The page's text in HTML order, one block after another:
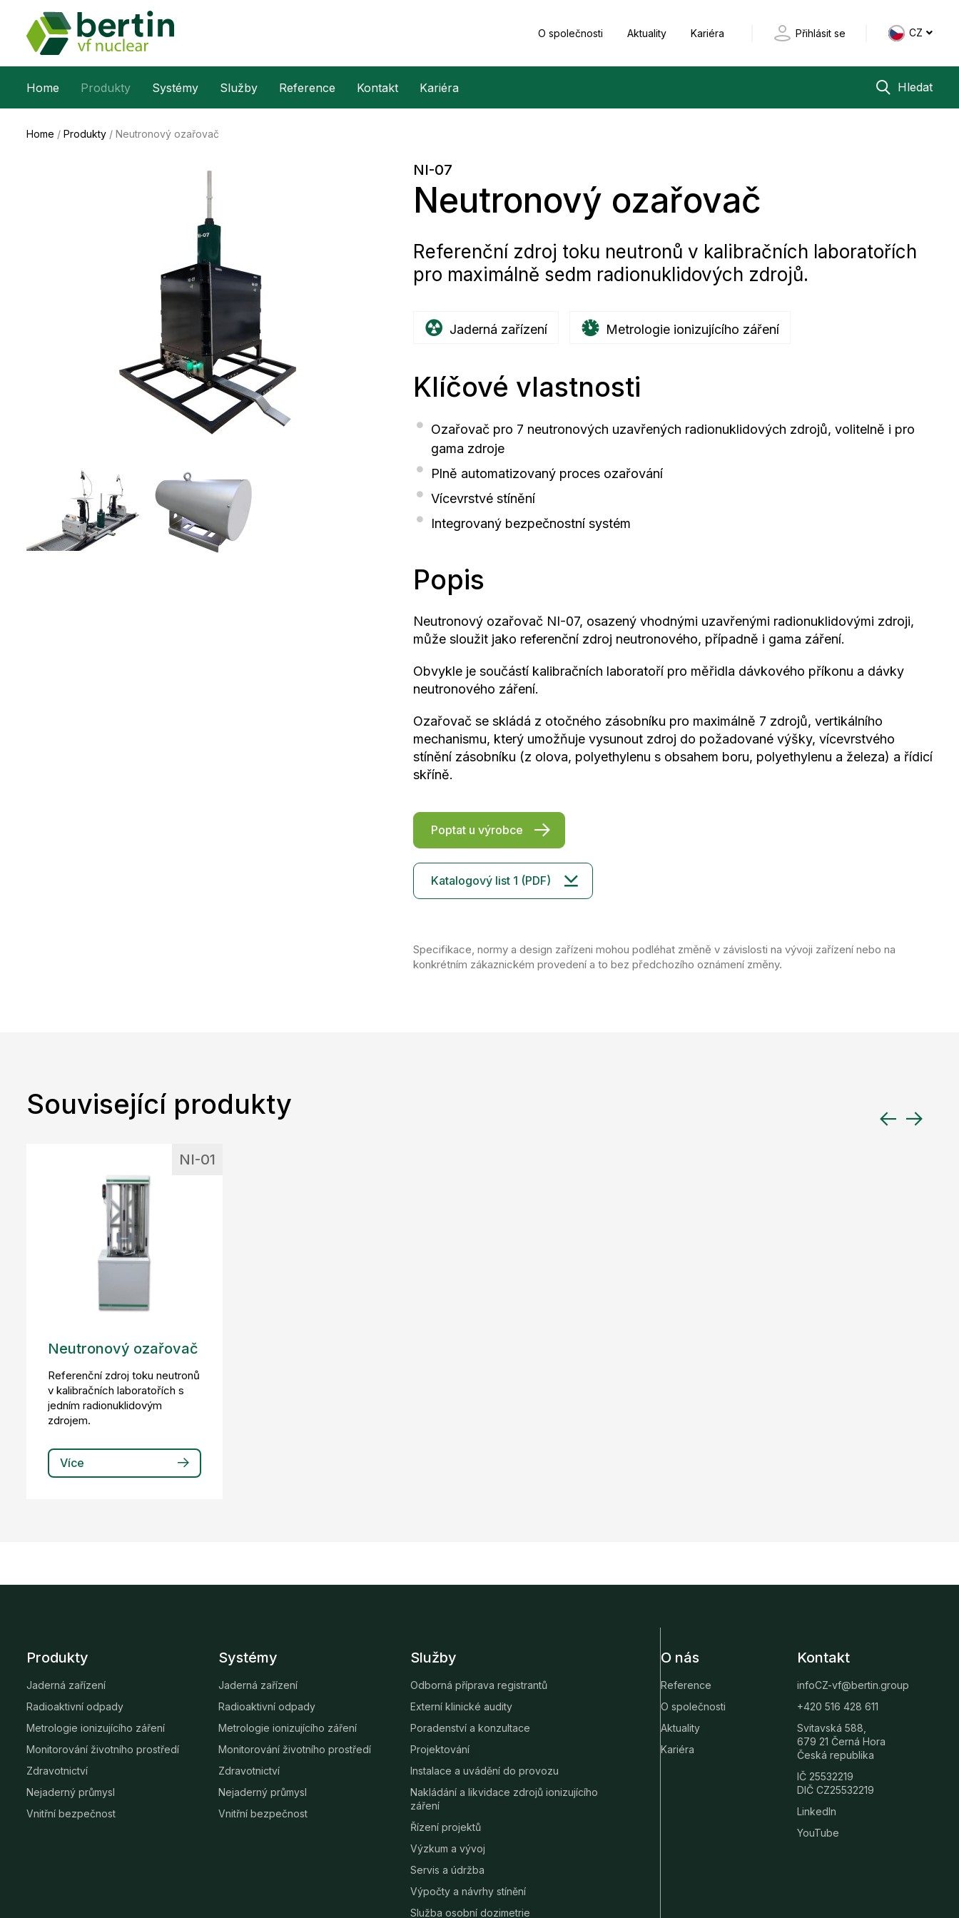
O společnosti Aktuality Kariéra Přihlásit se CZ
Home Produkty Systémy Služby Reference Kontakt Kariéra Hledat
Home / Produkty / Neutronový ozařovač
NI-07
Neutronový ozařovač
Referenční zdroj toku neutronů v kalibračních laboratořích
pro maximálně sedm radionuklidových zdrojů.
Jaderná zařízení Metrologie ionizujícího záření
Klíčové vlastnosti
Ozařovač pro 7 neutronových uzavřených radionuklidových zdrojů, volitelně i pro
gama zdroje
Plně automatizovaný proces ozařování
Vícevrstvé stínění
Integrovaný bezpečnostní systém
Popis
Neutronový ozařovač NI-07, osazený vhodnými uzavřenými radionuklidovými zdroji,
může sloužit jako referenční zdroj neutronového, případně i gama záření.
Obvykle je součástí kalibračních laboratoří pro měřidla dávkového příkonu a dávky
neutronového záření.
Ozařovač se skládá z otočného zásobníku pro maximálně 7 zdrojů, vertikálního
mechanismu, který umožňuje vysunout zdroj do požadované výšky, vícevrstvého
stínění zásobníku (z olova, polyethylenu s obsahem boru, polyethylenu a železa) a řídicí
skříně.
Poptat u výrobce
Katalogový list 1 (PDF)
Specifikace, normy a design zařízeni mohou podléhat změně v závislosti na vývoji zařízení nebo na
konkrétním zákaznickém provedení a to bez předchozího oznámení změny.
Související produkty
NI-01
Neutronový ozařovač
Referenční zdroj toku neutronů
v kalibračních laboratořích s
jedním radionuklidovým
zdrojem.
Více
Produkty
Jaderná zařízení
Radioaktivní odpady
Metrologie ionizujícího záření
Monitorování životního prostředí
Zdravotnictví
Nejaderný průmysl
Vnitřní bezpečnost
Systémy
Jaderná zařízení
Radioaktivní odpady
Metrologie ionizujícího záření
Monitorování životního prostředí
Zdravotnictví
Nejaderný průmysl
Vnitřní bezpečnost
Služby
Odborná příprava registrantů
Externí klinické audity
Poradenství a konzultace
Projektování
Instalace a uvádění do provozu
Nakládání a likvidace zdrojů ionizujícího
záření
Řízení projektů
Výzkum a vývoj
Servis a údržba
Výpočty a návrhy stínění
Služba osobní dozimetrie
O nás
Reference
O společnosti
Aktuality
Kariéra
Kontakt
infoCZ-vf@bertin.group
+420 516 428 611
Svitavská 588,
679 21 Černá Hora
Česká republika
IČ 25532219
DIČ CZ25532219
LinkedIn
YouTube